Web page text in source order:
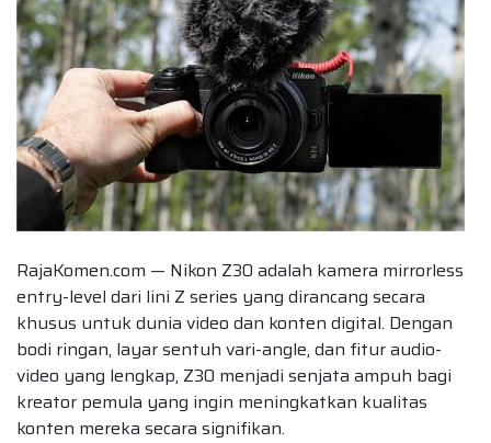
RajaKomen.com — Nikon Z30 adalah kamera mirrorless
entry-level dari lini Z series yang dirancang secara
khusus untuk dunia video dan konten digital. Dengan
bodi ringan, layar sentuh vari-angle, dan fitur audio-
video yang lengkap, Z30 menjadi senjata ampuh bagi
kreator pemula yang ingin meningkatkan kualitas
konten mereka secara signifikan.